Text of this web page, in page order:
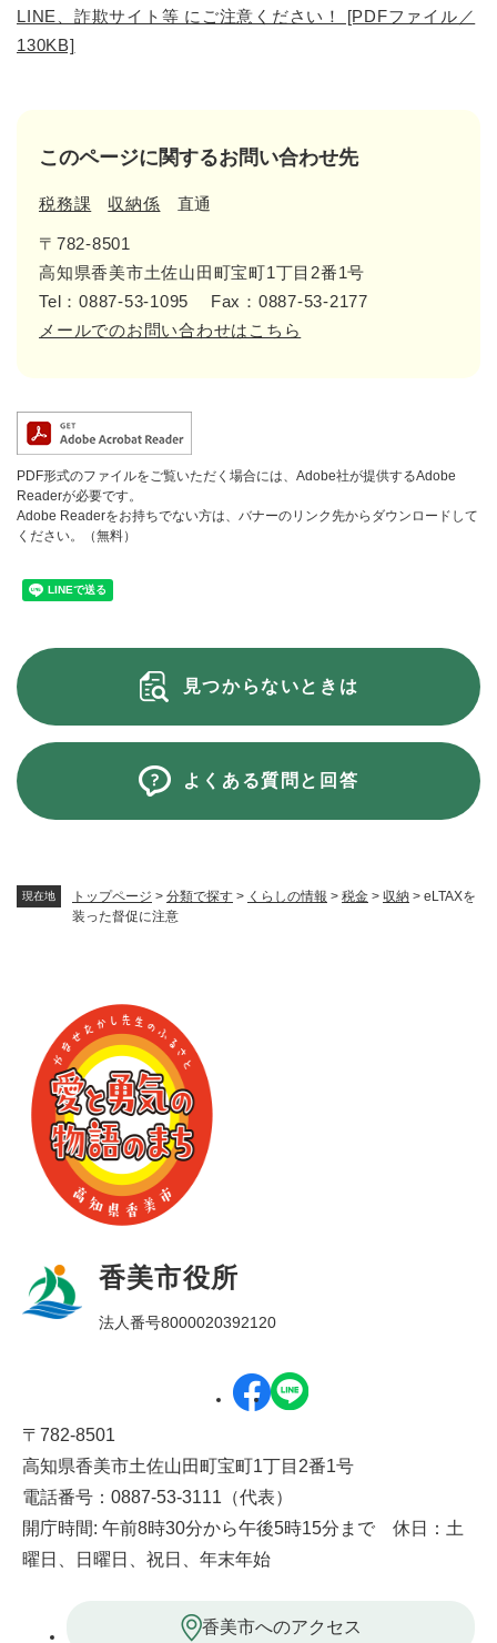
現在地 トップページ > 分類で探す > くらしの情報 > 税金 > 収納 > eLTAXを
装った督促に注意
LINE、詐欺サイト等 にご注意ください！ [PDFファイル／
130KB]
このページに関するお問い合わせ先
税務課 収納係 直通
〒782-8501
高知県香美市土佐山田町宝町1丁目2番1号
Tel：0887-53-1095
Fax：0887-53-2177
メールでのお問い合わせはこちら
PDF形式のファイルをご覧いただく場合には、Adobe社が提供するAdobe
Readerが必要です。
Adobe Readerをお持ちでない方は、バナーのリンク先からダウンロードして
ください。（無料）
見つからないときは
よくある質問と回答
香美市役所
法人番号8000020392120
〒782-8501
高知県香美市土佐山田町宝町1丁目2番1号
電話番号：0887-53-3111（代表）
開庁時間: 午前8時30分から午後5時15分まで 休日：土
曜日、日曜日、祝日、年末年始
香美市へのアクセス